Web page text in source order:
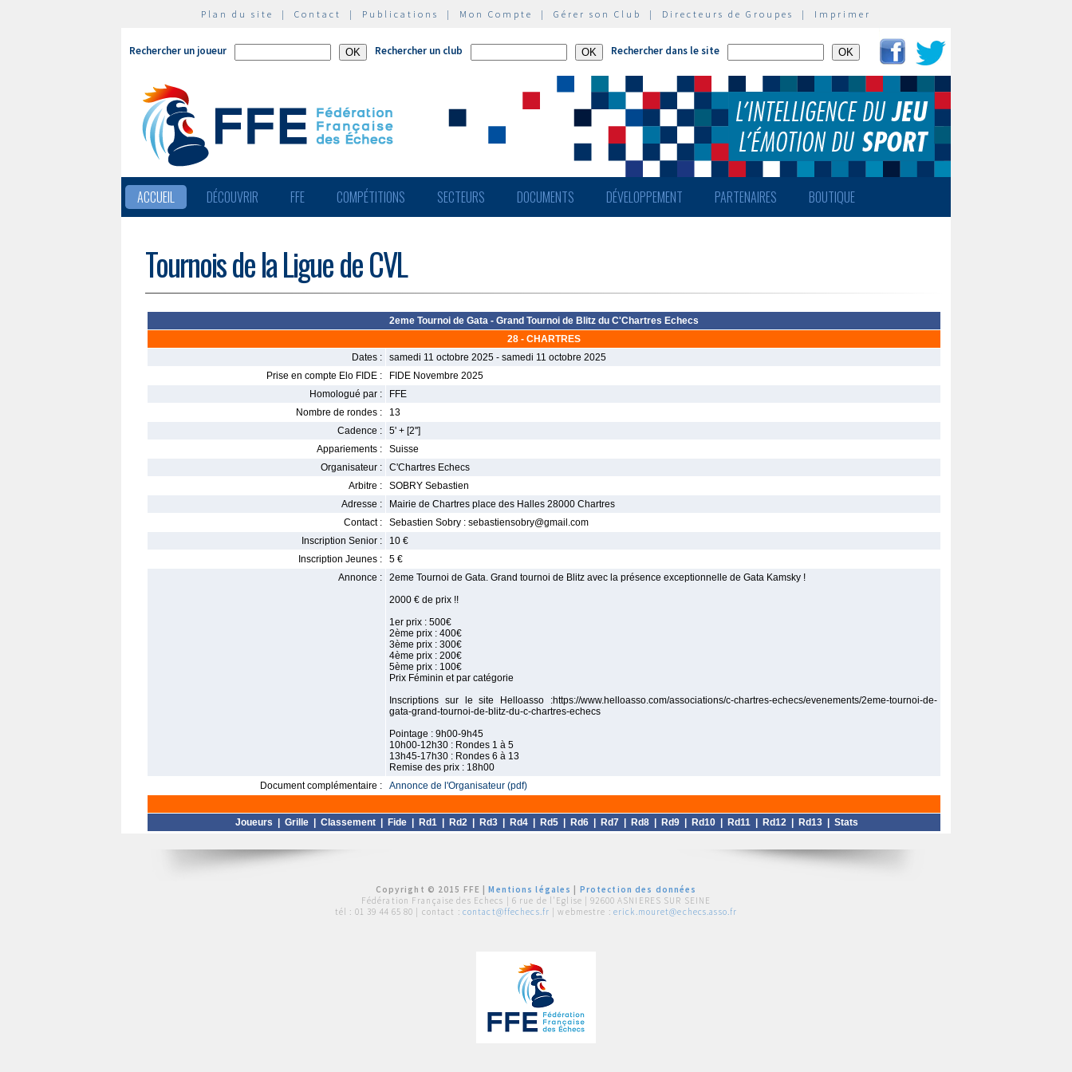
Plan du site | Contact | Publications | Mon Compte | Gérer son Club | Directeurs de Groupes | Imprimer
Rechercher un joueur Rechercher un club Rechercher dans le site
ACCUEIL DÉCOUVRIR FFE COMPÉTITIONS SECTEURS DOCUMENTS DÉVELOPPEMENT PARTENAIRES BOUTIQUE
Tournois de la Ligue de CVL
2eme Tournoi de Gata - Grand Tournoi de Blitz du C'Chartres Echecs
28 - CHARTRES
Dates :
samedi 11 octobre 2025 - samedi 11 octobre 2025
Prise en compte Elo FIDE :
FIDE Novembre 2025
Homologué par :
FFE
Nombre de rondes :
13
Cadence :
5' + [2'']
Appariements :
Suisse
Organisateur :
C'Chartres Echecs
Arbitre :
SOBRY Sebastien
Adresse :
Mairie de Chartres place des Halles 28000 Chartres
Contact :
Sebastien Sobry : sebastiensobry@gmail.com
Inscription Senior :
10 €
Inscription Jeunes :
5 €
Annonce :
2eme Tournoi de Gata. Grand tournoi de Blitz avec la présence exceptionnelle de Gata Kamsky !
2000 € de prix !!
1er prix : 500€
2ème prix : 400€
3ème prix : 300€
4ème prix : 200€
5ème prix : 100€
Prix Féminin et par catégorie
Inscriptions sur le site Helloasso :https://www.helloasso.com/associations/c-chartres-echecs/evenements/2eme-tournoi-de-
gata-grand-tournoi-de-blitz-du-c-chartres-echecs
Pointage : 9h00-9h45
10h00-12h30 : Rondes 1 à 5
13h45-17h30 : Rondes 6 à 13
Remise des prix : 18h00
Document complémentaire :
Annonce de l'Organisateur (pdf)
Joueurs Grille| Classement| Fide| Rd1| Rd2| Rd3| Rd4| Rd5| Rd6| Rd7| Rd8| Rd9| Rd10| Rd11| Rd12| Rd13| Stats
Copyright © 2015 FFE |Mentions légales
Protection des données
Fédération Française des Echecs | 6 rue de l'Eglise | 92600 ASNIERES SUR SEINE
tél : 01 39 44 65 80 | contact : contact@ffechecs.fr | webmestre : erick.mouret@echecs.asso.fr